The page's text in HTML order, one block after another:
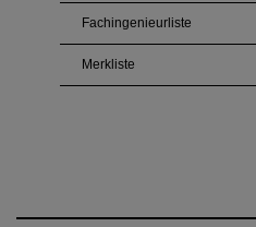
Fachingenieurliste
Merkliste